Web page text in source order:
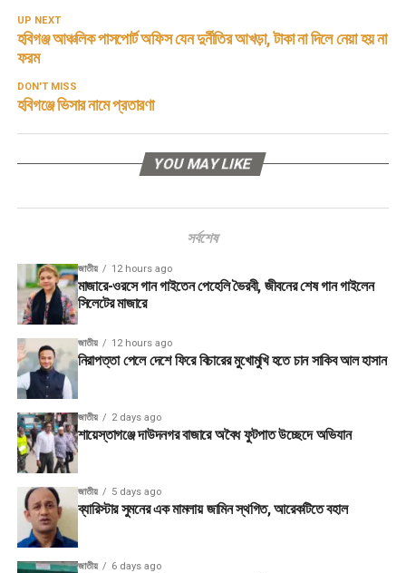
UP NEXT
হবিগঞ্জ আঞ্চলিক পাসপোর্ট অফিস যেন দুর্নীতির আখড়া, টাকা না দিলে নেয়া হয় না
ফরম
DON'T MISS
হবিগঞ্জে ভিসার নামে প্রতারণা
YOU MAY LIKE
সর্বশেষ
জাতীয় 12 hours ago
মাজারে-ওরসে গান গাইতেন পেহেলি ভৈরবী, জীবনের শেষ গান গাইলেন
সিলেটের মাজারে
জাতীয় 12 hours ago
নিরাপত্তা পেলে দেশে ফিরে বিচারের মুখোমুখি হতে চান সাকিব আল হাসান
জাতীয় 2 days ago
শায়েস্তাগঞ্জে দাউদনগর বাজারে অবৈধ ফুটপাত উচ্ছেদে অভিযান
জাতীয় 5 days ago
ব্যারিস্টার সুমনের এক মামলায় জামিন স্থগিত, আরেকটিতে বহাল
জাতীয় 6 days ago